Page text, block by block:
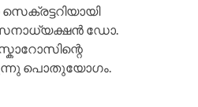
ഡോ.
പൊതുയോഗം.